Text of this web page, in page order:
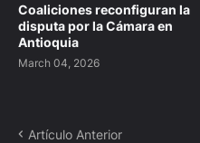
Coaliciones reconfiguran la
disputa por la Cámara en
Antioquia
March 04, 2026
Artículo Anterior